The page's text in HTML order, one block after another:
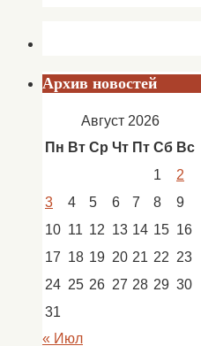
Архив новостей
Август 2026
Пн Вт Ср Чт Пт Сб Вс
1
2
3
4 5 6 7 8
9
10 11 12 13 14 15 16
17 18 19 20 21 22 23
24 25 26 27 28 29 30
31
« Июл